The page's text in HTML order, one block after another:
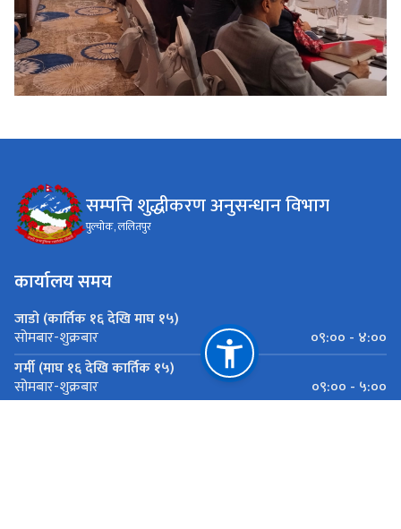
सम्पत्ति शुद्धीकरण अनुसन्धान विभाग
पुल्चोक, ललितपुर
कार्यालय समय
जाडो (कार्तिक १६ देखि माघ १५)
सोमबार-शुक्रबार
०९:०० - ४:००
गर्मी (माघ १६ देखि कार्तिक १५)
सोमबार-शुक्रबार ०९:०० - ५:००